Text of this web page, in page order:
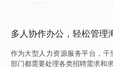
多人协作办公，轻松管理
作为大型人力资源服务平台，
部门都需要处理各类招聘需求和